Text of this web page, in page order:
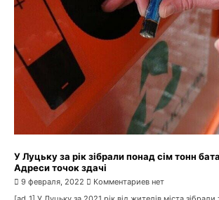
У Луцьку за рік зібрали понад сім тонн
Адреси точок здачі
9 февраля, 2022
Комментариев нет